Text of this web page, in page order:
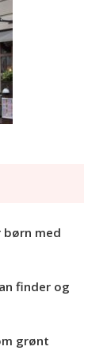
børn med
finder og
grønt